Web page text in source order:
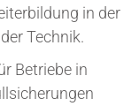
in der
Technik.
Betriebe in